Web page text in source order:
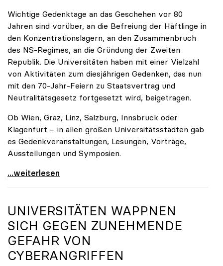
Wichtige Gedenktage an das Geschehen vor 80
Jahren sind vorüber, an die Befreiung der Häftlinge in
den Konzentrationslagern, an den Zusammenbruch
des NS-Regimes, an die Gründung der Zweiten
Republik. Die Universitäten haben mit einer Vielzahl
von Aktivitäten zum diesjährigen Gedenken, das nun
mit den 70-Jahr-Feiern zu Staatsvertrag und
Neutralitätsgesetz fortgesetzt wird, beigetragen.
Ob Wien, Graz, Linz, Salzburg, Innsbruck oder
Klagenfurt – in allen großen Universitätsstädten gab
es Gedenkveranstaltungen, Lesungen, Vorträge,
Ausstellungen und Symposien.
uniko-Präsidentin Brigitte Hütter zu Gedenkjahr:
...weiterlesen
UNIVERSITÄTEN WAPPNEN
SICH GEGEN ZUNEHMENDE
GEFAHR VON
CYBERANGRIFFEN